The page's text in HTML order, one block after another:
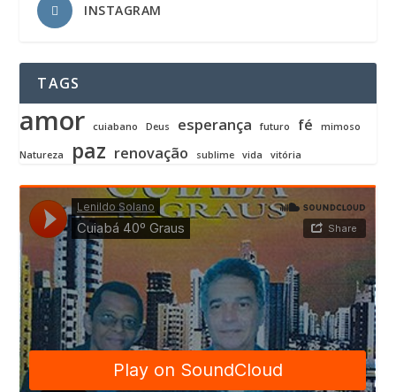
INSTAGRAM
TAGS
amor cuiabano Deus esperança futuro fé mimoso
Natureza paz renovação sublime vida vitória